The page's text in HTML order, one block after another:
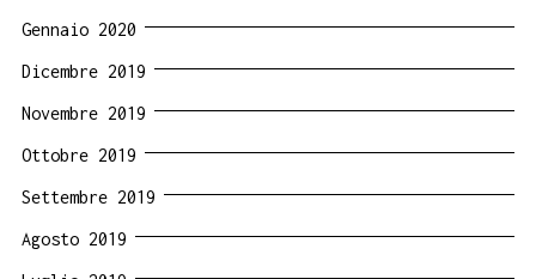
Gennaio 2020
Dicembre 2019
Novembre 2019
Ottobre 2019
Settembre 2019
Agosto 2019